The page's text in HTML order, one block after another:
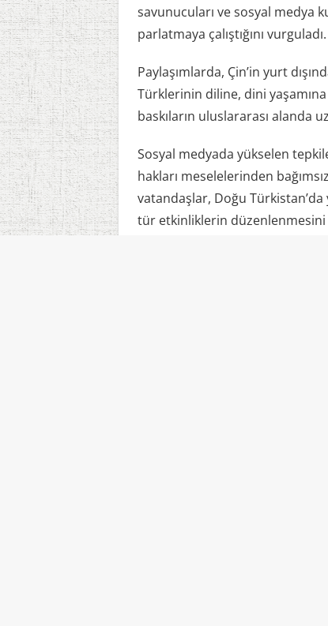
savunucuları ve sosyal medya
parlatmaya çalıştığını vurguladı.
Paylaşımlarda, Çin’in yurt
Türklerinin diline, dini
baskıların uluslararası alanda
Sosyal medyada yükselen
hakları meselelerinden
vatandaşlar, Doğu
tür etkinliklerin